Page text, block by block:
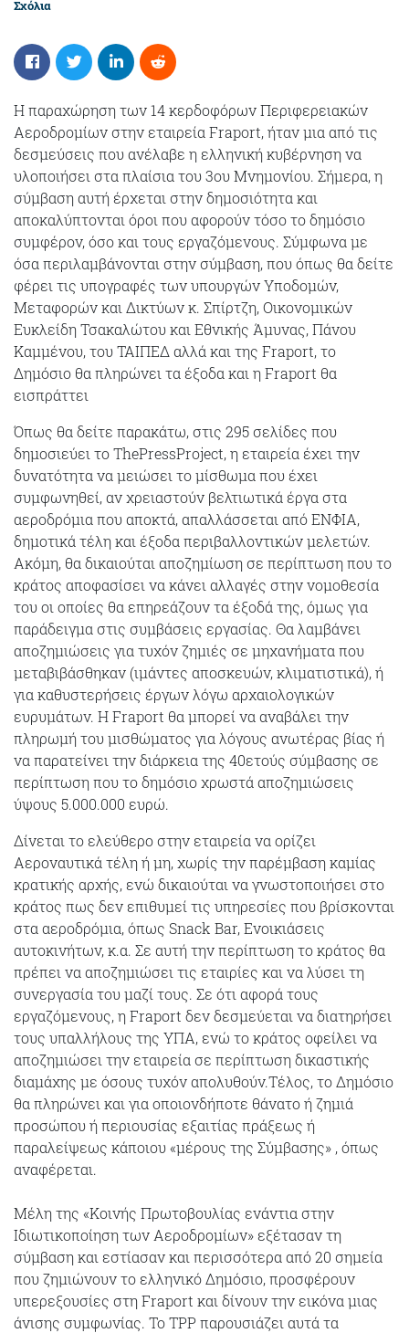
Σχόλια
Η παραχώρηση των 14 κερδοφόρων Περιφερειακών
Αεροδρομίων στην εταιρεία Fraport, ήταν μια από τις
δεσμεύσεις που ανέλαβε η ελληνική κυβέρνηση να
υλοποιήσει στα πλαίσια του 3ου Μνημονίου. Σήμερα, η
σύμβαση αυτή έρχεται στην δημοσιότητα και
αποκαλύπτονται όροι που αφορούν τόσο το δημόσιο
συμφέρον, όσο και τους εργαζόμενους. Σύμφωνα με
όσα περιλαμβάνονται στην σύμβαση, που όπως θα δείτε
φέρει τις υπογραφές των υπουργών Υποδομών,
Μεταφορών και Δικτύων κ. Σπίρτζη, Οικονομικών
Ευκλείδη Τσακαλώτου και Εθνικής Άμυνας, Πάνου
Καμμένου, του ΤΑΙΠΕΔ αλλά και της Fraport, το
Δημόσιο θα πληρώνει τα έξοδα και η Fraport θα
εισπράττει
Όπως θα δείτε παρακάτω, στις 295 σελίδες που
δημοσιεύει το ThePressProject, η εταιρεία έχει την
δυνατότητα να μειώσει το μίσθωμα που έχει
συμφωνηθεί, αν χρειαστούν βελτιωτικά έργα στα
αεροδρόμια που αποκτά, απαλλάσσεται από ΕΝΦΙΑ,
δημοτικά τέλη και έξοδα περιβαλλοντικών μελετών.
Ακόμη, θα δικαιούται αποζημίωση σε περίπτωση που το
κράτος αποφασίσει να κάνει αλλαγές στην νομοθεσία
του οι οποίες θα επηρεάζουν τα έξοδά της, όμως για
παράδειγμα στις συμβάσεις εργασίας. Θα λαμβάνει
αποζημιώσεις για τυχόν ζημιές σε μηχανήματα που
μεταβιβάσθηκαν (ιμάντες αποσκευών, κλιματιστικά), ή
για καθυστερήσεις έργων λόγω αρχαιολογικών
ευρυμάτων. Η Fraport θα μπορεί να αναβάλει την
πληρωμή του μισθώματος για λόγους ανωτέρας βίας ή
να παρατείνει την διάρκεια της 40ετούς σύμβασης σε
περίπτωση που το δημόσιο χρωστά αποζημιώσεις
ύψους 5.000.000 ευρώ.
Δίνεται το ελεύθερο στην εταιρεία να ορίζει
Αεροναυτικά τέλη ή μη, χωρίς την παρέμβαση καμίας
κρατικής αρχής, ενώ δικαιούται να γνωστοποιήσει στο
κράτος πως δεν επιθυμεί τις υπηρεσίες που βρίσκονται
στα αεροδρόμια, όπως Snack Bar, Ενοικιάσεις
αυτοκινήτων, κ.α. Σε αυτή την περίπτωση το κράτος θα
πρέπει να αποζημιώσει τις εταιρίες και να λύσει τη
συνεργασία του μαζί τους. Σε ότι αφορά τους
εργαζόμενους, η Fraport δεν δεσμεύεται να διατηρήσει
τους υπαλλήλους της ΥΠΑ, ενώ το κράτος οφείλει να
αποζημιώσει την εταιρεία σε περίπτωση δικαστικής
διαμάχης με όσους τυχόν απολυθούν.Τέλος, το Δημόσιο
θα πληρώνει και για οποιονδήποτε θάνατο ή ζημιά
προσώπου ή περιουσίας εξαιτίας πράξεως ή
παραλείψεως κάποιου «μέρους της Σύμβασης» , όπως
αναφέρεται.
Μέλη της «Κοινής Πρωτοβουλίας ενάντια στην
Ιδιωτικοποίηση των Αεροδρομίων» εξέτασαν τη
σύμβαση και εστίασαν και περισσότερα από 20 σημεία
που ζημιώνουν το ελληνικό Δημόσιο, προσφέρουν
υπερεξουσίες στη Fraport και δίνουν την εικόνα μιας
άνισης συμφωνίας. Το TPP παρουσιάζει αυτά τα